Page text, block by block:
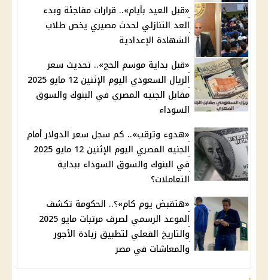
«قبل العيد بأيام».. قرارات مفاجئة وبدء
العد التنازلي لحدث مصيري يخص طلاب
الشهادة الإعدادية
«قبل بداية موسم الحج».. تحديث سعر
الريال السعودي اليوم الإثنين 12 مايو 2025
مقابل الجنيه المصري في البنوك والسوق
السوداء
«هدوء وترقب».. كم سجل سعر الدولار أمام
الجنيه المصري اليوم الإثنين 12 مايو 2025
في البنوك والسوق السوداء ببداية
التعاملات؟
«هتقبض يوم كام»؟.. الحكومة تكشف
الموعد الرسمي لصرف مرتبات مايو 2025
والتاريخ الفعلي لتطبيق زيادة الأجور
والمعاشات في مصر